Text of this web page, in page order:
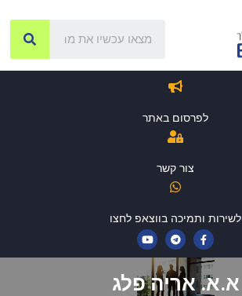
לפרסום באתר
צור קשר
לשירות ותמיכה בווצאפ לחצו
א.א. אריה פלג